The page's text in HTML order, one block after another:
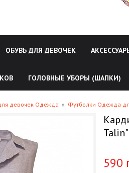
ОБУВЬ ДЛЯ ДЕВОЧЕК
ГОЛОВНЫЕ УБОРЫ (ШАПКИ)
девочек Одежда » Футболки Одежда
590